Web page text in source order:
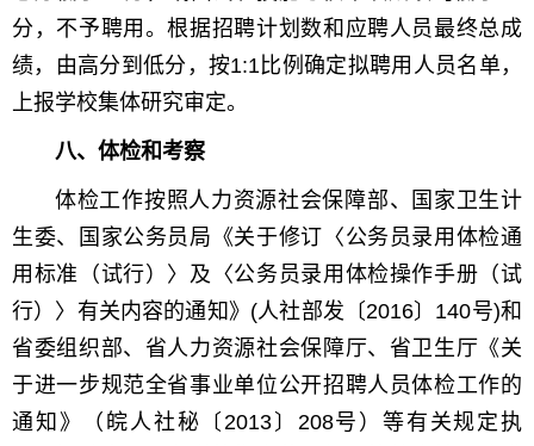
分，不予聘用。根据招聘计划数和应聘人员最终总成
绩，由高分到低分，按1:1比例确定拟聘用人员名单，
上报学校集体研究审定。
八、体检和考察
体检工作按照人力资源社会保障部、国家卫生计
生委、国家公务员局《关于修订〈公务员录用体检通
用标准（试行）〉及〈公务员录用体检操作手册（试
行）〉有关内容的通知》(人社部发〔2016〕140号)和
省委组织部、省人力资源社会保障厅、省卫生厅《关
于进一步规范全省事业单位公开招聘人员体检工作的
通知》（皖人社秘〔2013〕208号）等有关规定执